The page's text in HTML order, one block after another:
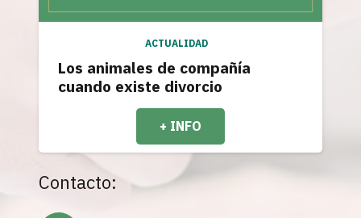
ACTUALIDAD
Los animales de compañía
cuando existe divorcio
+ INFO
Contacto: